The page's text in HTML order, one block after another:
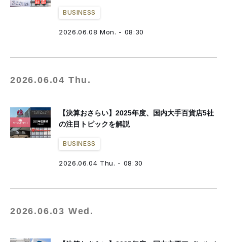
BUSINESS
2026.06.08 Mon. - 08:30
2026.06.04 Thu.
【決算おさらい】2025年度、国内大手百貨店5社
の注目トピックを解説
BUSINESS
2026.06.04 Thu. - 08:30
2026.06.03 Wed.